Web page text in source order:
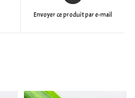
Envoyer ce produit par e-mail